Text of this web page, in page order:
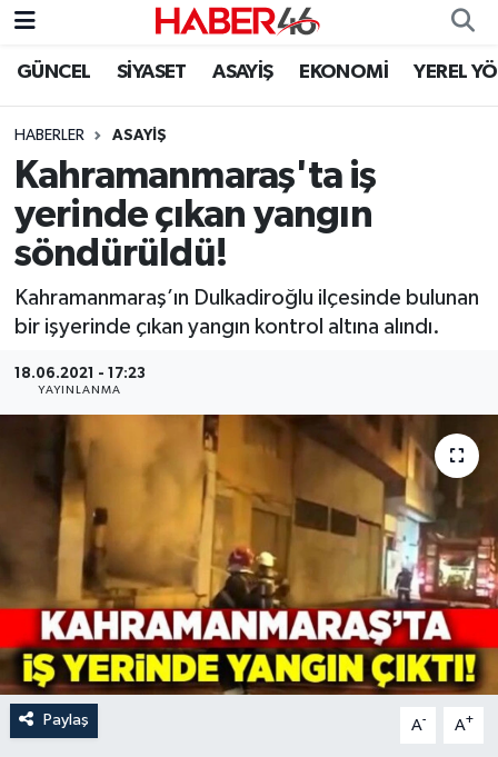
GÜNCEL SİYASET ASAYİŞ EKONOMİ YEREL
HABERLER ASAYİŞ
Kahramanmaraş'ta iş
yerinde çıkan yangın
söndürüldü!
Kahramanmaraş’ın Dulkadiroğlu ilçesinde bulunan
bir işyerinde çıkan yangın kontrol altına alındı.
18.06.2021 - 17:23
YAYINLANMA
Paylaş A- A+
GÜNCEL
SİYASET
EKONOMİ
SPOR
YAŞAM
TEKNOLOJİ
EĞİTİM
İLÇE HABERLERİ
KÜLTÜR-SANAT
KSÜ
DÜNYA
Nöbetçi Eczaneler
Hava Durumu
Kahramanmaraş Namaz Vakitleri
Trafik Durumu
Süper Lig Puan Durumu ve Fikstür
Tüm Manşetler
Son Dakika Haberleri
Haber Arşivi